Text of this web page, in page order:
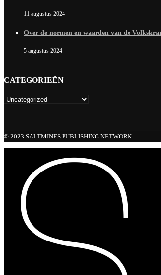
11 augustus 2024
Over de normen en waarden van de
5 augustus 2024
CATEGORIEËN
© 2023 SALTMINES PUBLISHING NETWORK